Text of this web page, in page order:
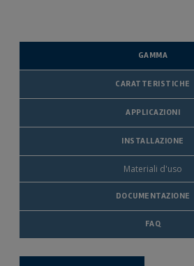
GAMMA
CARATTERISTICHE
APPLICAZIONI
INSTALLAZIONE
Materiali d'uso
DOCUMENTAZIONE
FAQ